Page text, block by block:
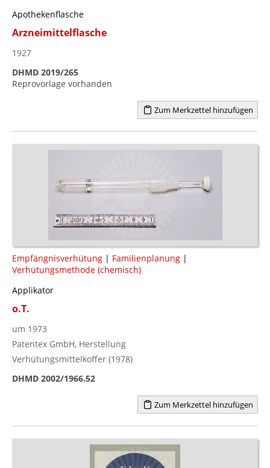
Apothekenflasche
Arzneimittelflasche
1927
DHMD 2019/265
Reprovorlage vorhanden
Zum Merkzettel hinzufügen
Empfängnisverhütung | Familienplanung |
Verhütungsmethode (chemisch)
Applikator
o.T.
um 1973
Patentex GmbH, Herstellung
Verhütungsmittelkoffer (1978)
DHMD 2002/1966.52
Zum Merkzettel hinzufügen